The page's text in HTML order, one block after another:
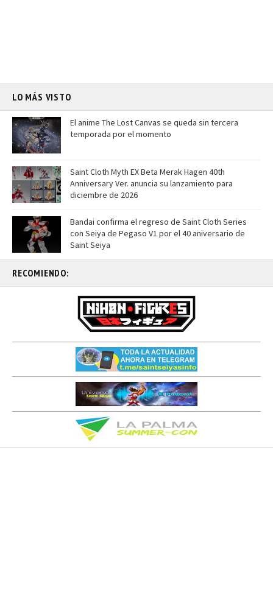
LO MÁS VISTO
El anime The Lost Canvas se queda sin tercera
temporada por el momento
Saint Cloth Myth EX Beta Merak Hagen 40th
Anniversary Ver. anuncia su lanzamiento para
diciembre de 2026
Bandai confirma el regreso de Saint Cloth Series
con Seiya de Pegaso V1 por el 40 aniversario de
Saint Seiya
RECOMIENDO: